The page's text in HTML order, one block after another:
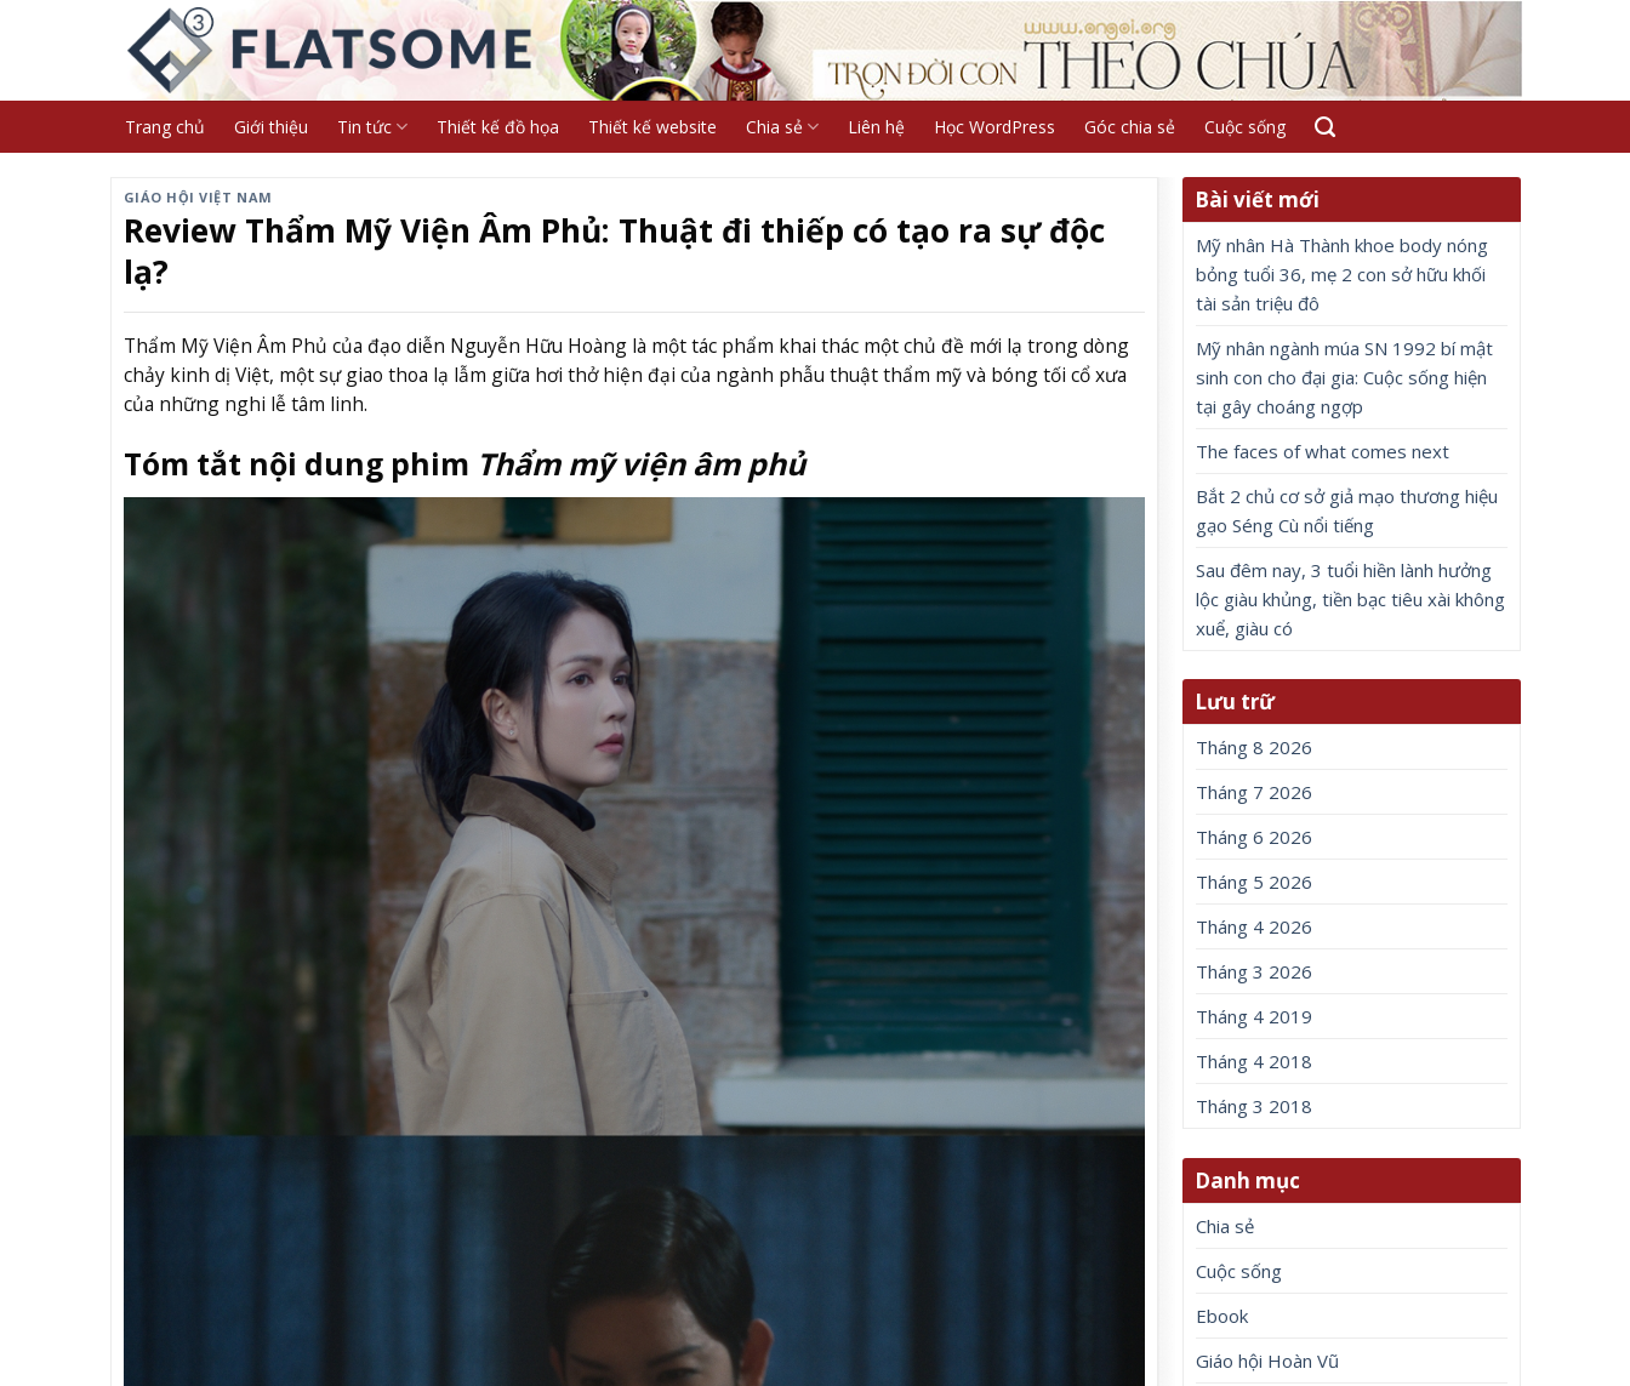
Trang chủ Giới thiệu Tin tức Thiết kế đồ họa Thiết kế website Chia sẻ Liên hệ Học WordPress Góc chia sẻ Cuộc sống
GIÁO HỘI VIỆT NAM
Review Thẩm Mỹ Viện Âm Phủ: Thuật đi thiếp có tạo ra sự độc
lạ?
Thẩm Mỹ Viện Âm Phủ của đạo diễn Nguyễn Hữu Hoàng là một tác phẩm khai thác một chủ đề mới lạ trong dòng
chảy kinh dị Việt, một sự giao thoa lạ lẫm giữa hơi thở hiện đại của ngành phẫu thuật thẩm mỹ và bóng tối cổ xưa
của những nghi lễ tâm linh.
Tóm tắt nội dung phim Thẩm mỹ viện âm phủ
Bài viết mới
Mỹ nhân Hà Thành khoe body nóng
bỏng tuổi 36, mẹ 2 con sở hữu khối
tài sản triệu đô
Mỹ nhân ngành múa SN 1992 bí mật
sinh con cho đại gia: Cuộc sống hiện
tại gây choáng ngợp
The faces of what comes next
Bắt 2 chủ cơ sở giả mạo thương hiệu
gạo Séng Cù nổi tiếng
Sau đêm nay, 3 tuổi hiền lành hưởng
lộc giàu khủng, tiền bạc tiêu xài không
xuể, giàu có
Lưu trữ
Tháng 8 2026
Tháng 7 2026
Tháng 6 2026
Tháng 5 2026
Tháng 4 2026
Tháng 3 2026
Tháng 4 2019
Tháng 4 2018
Tháng 3 2018
Danh mục
Chia sẻ
Cuộc sống
Ebook
Giáo hội Hoàn Vũ